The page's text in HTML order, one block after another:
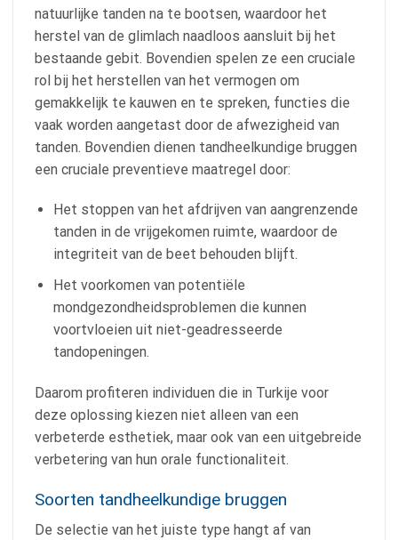
natuurlijke tanden na te bootsen, waardoor het
herstel van de glimlach naadloos aansluit bij het
bestaande gebit. Bovendien spelen ze een cruciale
rol bij het herstellen van het vermogen om
gemakkelijk te kauwen en te spreken, functies die
vaak worden aangetast door de afwezigheid van
tanden. Bovendien dienen tandheelkundige bruggen
een cruciale preventieve maatregel door:
Het stoppen van het afdrijven van aangrenzende
tanden in de vrijgekomen ruimte, waardoor de
integriteit van de beet behouden blijft.
Het voorkomen van potentiële
mondgezondheidsproblemen die kunnen
voortvloeien uit niet-geadresseerde
tandopeningen.
Daarom profiteren individuen die in Turkije voor
deze oplossing kiezen niet alleen van een
verbeterde esthetiek, maar ook van een uitgebreide
verbetering van hun orale functionaliteit.
Soorten tandheelkundige bruggen
De selectie van het juiste type hangt af van